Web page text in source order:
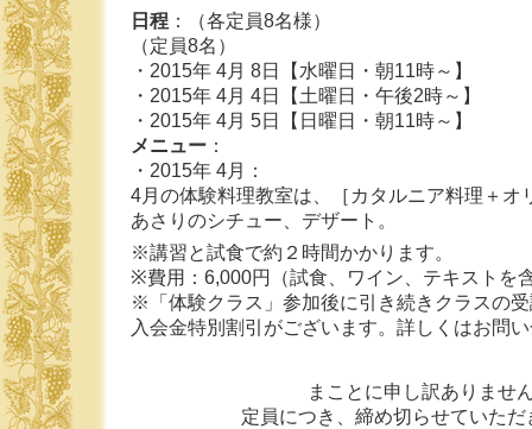
日程 ：（各定員8名様）
（定員8名）
・2015年 4月 8日【水曜日・朝11時～】
・2015年 4月 4日【土曜日・午後2時～】
・2015年 4月 5日【日曜日・朝11時～】
メニュー ：
・2015年 4月：
4月の体験料理教室は、［カタルニア料理＋オ
あさりのシチュー、デザート。
※講習と試食で約２時間かかります。
※費用：6,000円（試食、ワイン、テキストを
※「体験クラス」参加後に引き続きクラスの
入会金特別割引がございます。詳しくはお問
まことに申し訳ありませ
定員につき、締め切らせていた